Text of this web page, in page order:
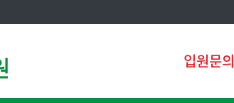
입원문의